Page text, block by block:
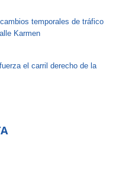
temporales de tráfico
Karmen
el carril derecho de la